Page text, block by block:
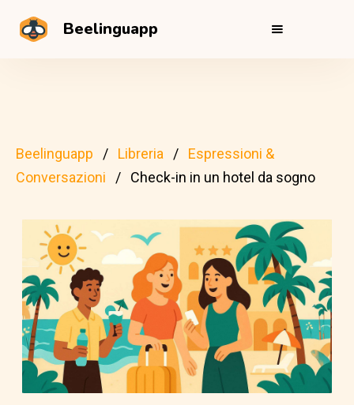
Beelinguapp
Beelinguapp Libreria
Espressioni &
Conversazioni
Check-in in un hotel da sogno